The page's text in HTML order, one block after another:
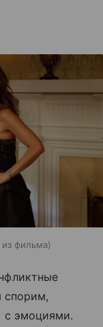
из фильма
спорим,
с эмоциями.